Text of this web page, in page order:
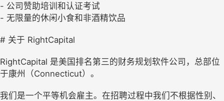
- 公司赞助培训和认证考试
- 无限量的休闲小食和非酒精饮品
# 关于 RightCapital
RightCapital 是美国排名第三的财务规划软件公司，总部位
于康州（Connecticut）。
我们是一个平等机会雇主。在招聘过程中我们不根据性别、